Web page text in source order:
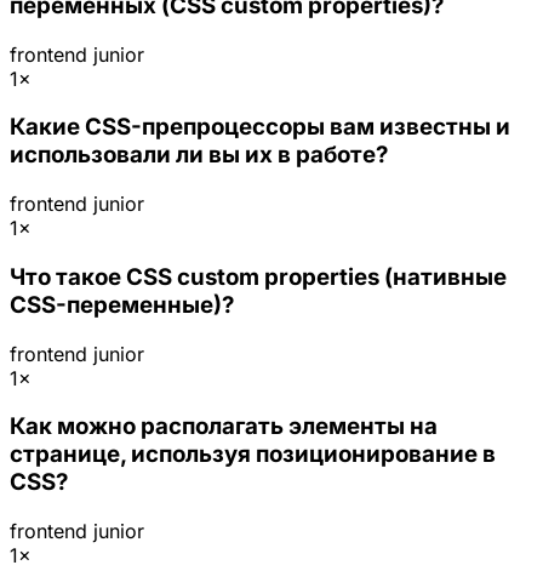
frontend junior
1×
Какие CSS-препроцессоры вам известны и
использовали ли вы их в работе?
frontend junior
1×
Что такое CSS custom properties (нативные
CSS-переменные)?
frontend junior
1×
Как можно располагать элементы на
странице, используя позиционирование в
CSS?
frontend junior
1×